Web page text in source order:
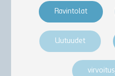
Ravintolat
Uutuudet